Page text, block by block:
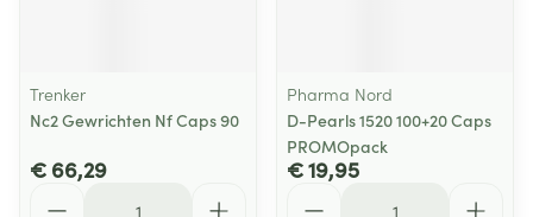
Trenker
Nc2 Gewrichten Nf Caps 90
€ 66,29
Pharma Nord
D-Pearls 1520 100+20 Caps
PROMOpack
€ 19,95